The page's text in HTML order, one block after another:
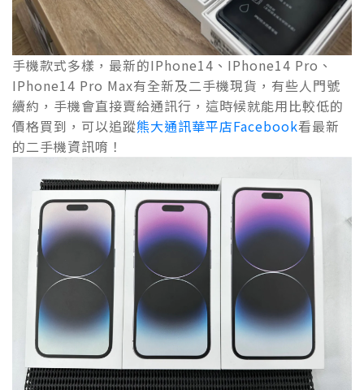
手機款式多樣，最新的IPhone14、IPhone14 Pro、
IPhone14 Pro Max有全新及二手機現貨，有些人門號
續約，手機會直接賣給通訊行，這時候就能用比較低的
價格買到，可以追蹤熊大通訊華平店Facebook看最新
的二手機資訊唷！